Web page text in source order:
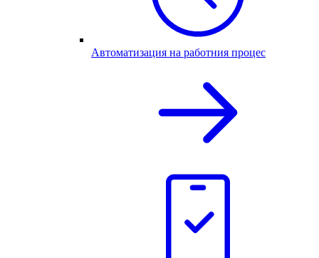
Автоматизация на работния процес